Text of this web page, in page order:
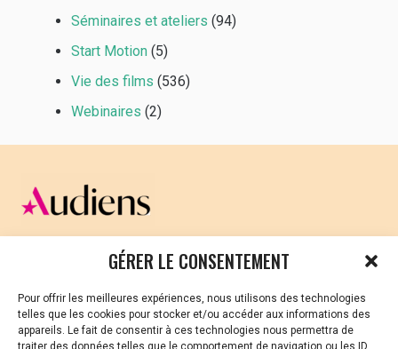
GÉRER LE CONSENTEMENT
Pour offrir les meilleures expériences, nous utilisons des technologies
telles que les cookies pour stocker et/ou accéder aux informations des
appareils. Le fait de consentir à ces technologies nous permettra de
traiter des données telles que le comportement de navigation ou les ID
Séminaires et ateliers (94)
Start Motion (5)
Vie des films (536)
Webinaires (2)
CELLULE D’ÉCOUTE ET DE SOUTIEN PSYCHOLOGIQUE ET
Vous avez été témoin ou vous êtes victime de VSS ? Ou
vous êtes référent·es harcèlement en besoin de soutien
ou d’informations ?